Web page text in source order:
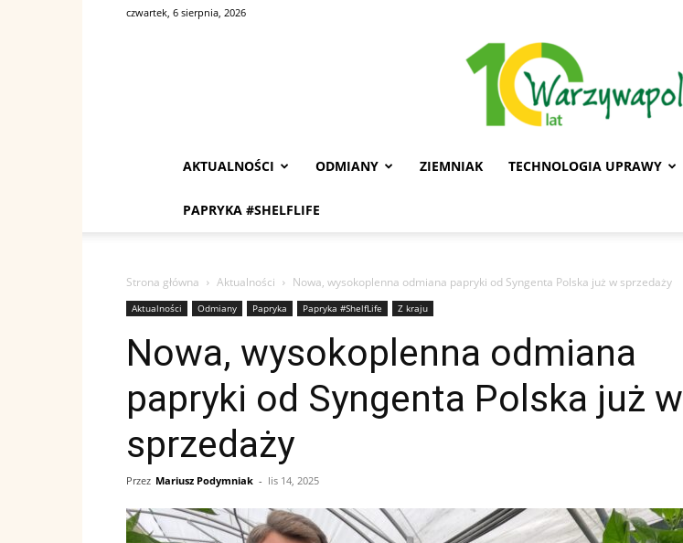
czwartek, 6 sierpnia, 2026
AKTUALNOŚCI ODMIANY ZIEMNIAK TECHNOLOGIA UPRAWY
PAPRYKA #SHELFLIFE
Strona główna Aktualności Nowa, wysokoplenna odmiana papryki od Syngenta Polska już w sprzedaży
Aktualności Odmiany Papryka Papryka #ShelfLife Z kraju
Nowa, wysokoplenna odmiana
papryki od Syngenta Polska już w
sprzedaży
Przez Mariusz Podymniak - lis 14, 2025